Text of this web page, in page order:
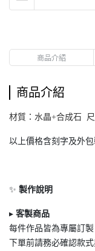
商品介紹
商品介紹
材質：水晶+合成石
以上價格含刻字及外包
✨ 製作說明
▸ 客製商品
每件作品皆為專屬訂
下單前請務必確認款